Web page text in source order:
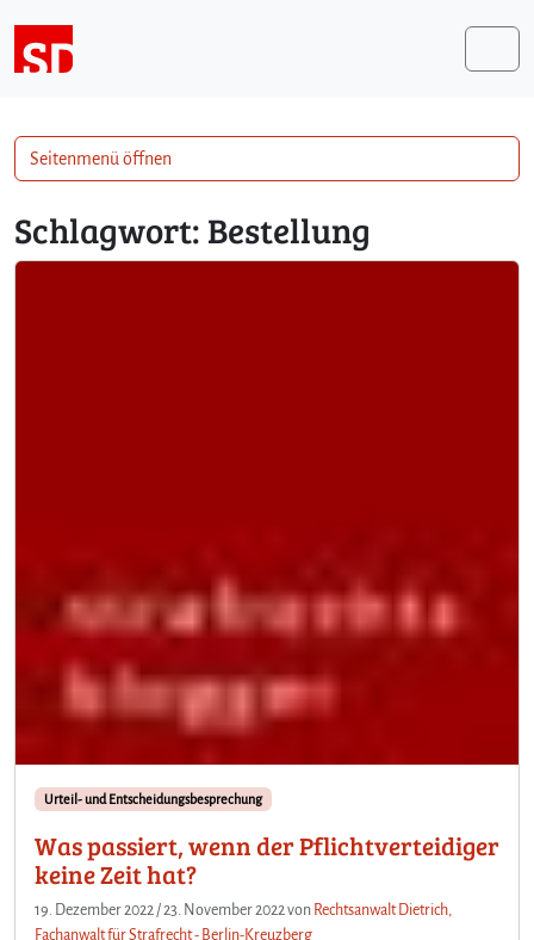
Schlagwort: Bestellung
Urteil- und Entscheidungsbesprechung
Was passiert, wenn der Pflichtverteidiger
keine Zeit hat?
19. Dezember 2022 /23. November 2022von Rechtsanwalt Dietrich,
Fachanwalt für Strafrecht - Berlin-Kreuzberg
Seitenmenü öffnen